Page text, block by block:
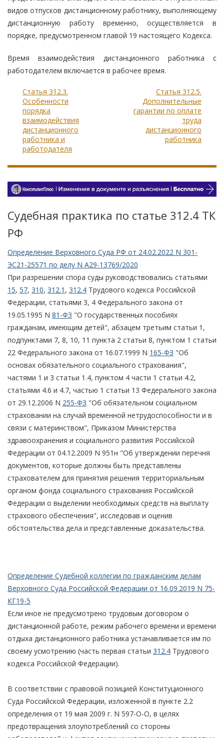
видов отпусков дистанционному работнику, выполняющему
дистанционную работу временно, осуществляется в
порядке, предусмотренном главой 19 настоящего Кодекса.
Время взаимодействия дистанционного работника с
работодателем включается в рабочее время.
Статья 312.3.
Особенности
порядка
взаимодействия
дистанционного
работника и
работодателя
Статья 312.5.
Дополнительные
гарантии по оплате
труда
дистанционного
работника
Судебная практика по статье 312.4 TК
РФ
Определение Верховного Суда РФ от 24.02.2022 N 301-
ЭС21-25571 по делу N А29-13769/2020
При разрешении спора суды руководствовались статьями
15, 57, 310, 312.1 , 312.4 Трудового кодекса Российской
Федерации, статьями 3, 4 Федерального закона от
19.05.1995 N 81-ФЗ "О государственных пособиях
гражданам, имеющим детей", абзацем третьим статьи 1,
подпунктами 7, 8, 10, 11 пункта 2 статьи 8, пунктом 1 статьи
22 Федерального закона от 16.07.1999 N 165-ФЗ "Об
основах обязательного социального страхования",
частями 1 и 3 статьи 1.4, пунктом 4 части 1 статьи 4.2,
статьями 4.6 и 4.7, частью 1 статьи 13 Федерального закона
от 29.12.2006 N 255-ФЗ "Об обязательном социальном
страховании на случай временной нетрудоспособности и в
связи с материнством", Приказом Министерства
здравоохранения и социального развития Российской
Федерации от 04.12.2009 N 951н "Об утверждении перечня
документов, которые должны быть представлены
страхователем для принятия решения территориальным
органом фонда социального страхования Российской
Федерации о выделении необходимых средств на выплату
страхового обеспечения", исследовав и оценив
обстоятельства дела и представленные доказательства.
Определение Судебной коллегии по гражданским делам
Верховного Суда Российской Федерации от 16.09.2019 N 75-
КГ19-5
Если иное не предусмотрено трудовым договором о
дистанционной работе, режим рабочего времени и времени
отдыха дистанционного работника устанавливается им по
своему усмотрению (часть первая статьи 312.4 Трудового
кодекса Российской Федерации).
В соответствии с правовой позицией Конституционного
Суда Российской Федерации, изложенной в пункте 2.2
определения от 19 мая 2009 г. N 597-О-О, в целях
предотвращения злоупотреблений со стороны